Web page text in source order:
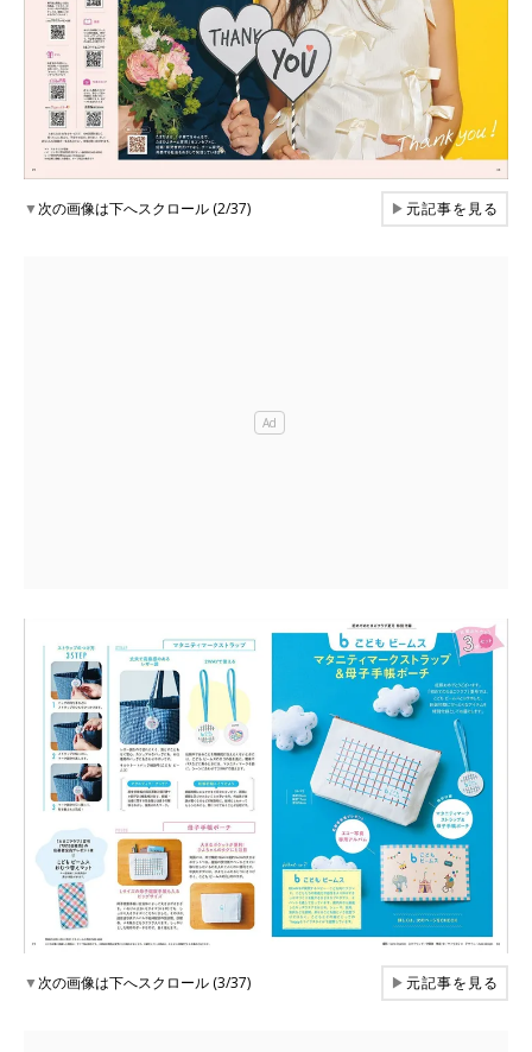
▼次の画像は下へスクロール (2/37) ▶元記事を見る
▼次の画像は下へスクロール (3/37) ▶元記事を見る